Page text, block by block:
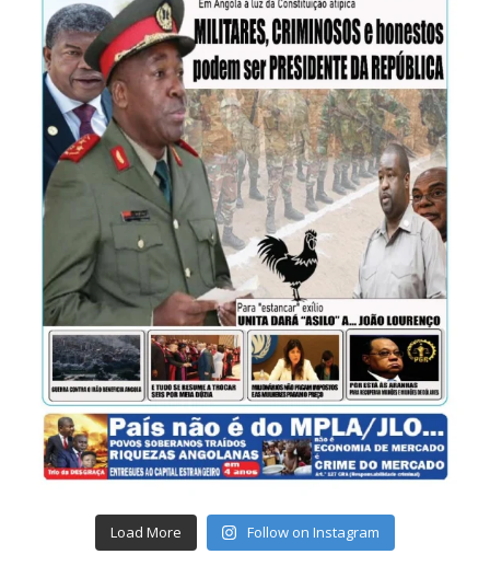
Load More Follow on Instagram